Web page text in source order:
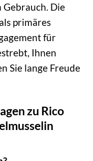
Die
primäres
für
Ihnen
Sie lange Freude
zu Rico